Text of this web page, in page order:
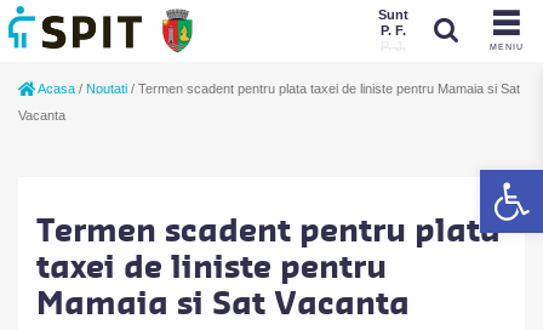
MENIU
Sunt
P. F.
P. J.
Acasa / Noutati / Termen scadent pentru plata taxei de liniste pentru Mamaia si Sat
Vacanta
Termen scadent pentru plata
taxei de liniste pentru
Mamaia si Sat Vacanta